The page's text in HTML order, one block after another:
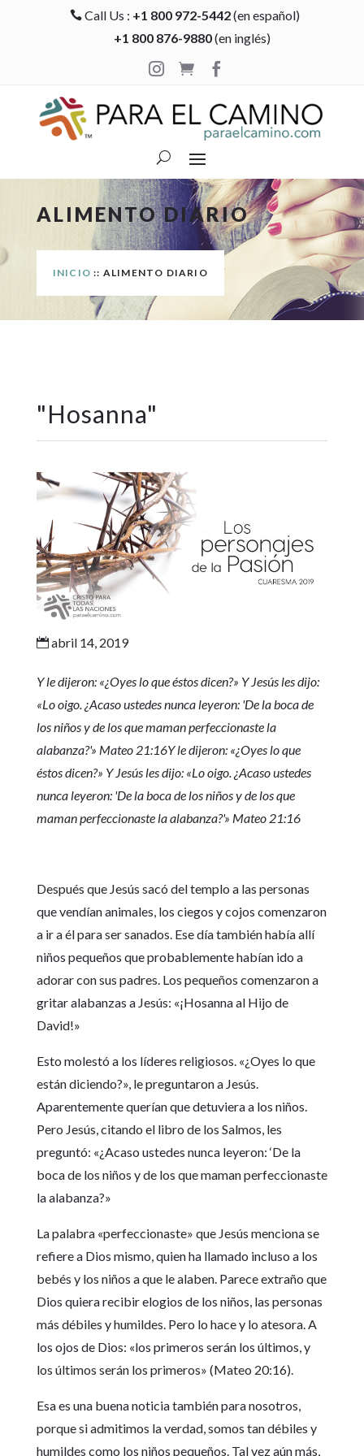
 Call Us : +1 800 972-5442(en español)
+1 800 876-9880(en inglés)

 
ALIMENTO DIARIO
INICIO :: ALIMENTO DIARIO
"Hosanna"
abril 14, 2019
Y le dijeron: «¿Oyes lo que éstos dicen?» Y Jesús les dijo:
«Lo oigo. ¿Acaso ustedes nunca leyeron: 'De la boca de
los niños y de los que maman perfeccionaste la
alabanza?'» Mateo 21:16Y le dijeron: «¿Oyes lo que
éstos dicen?» Y Jesús les dijo: «Lo oigo. ¿Acaso ustedes
nunca leyeron: 'De la boca de los niños y de los que
maman perfeccionaste la alabanza?'» Mateo 21:16
Después que Jesús sacó del templo a las personas
que vendían animales, los ciegos y cojos comenzaron
a ir a él para ser sanados. Ese día también había allí
niños pequeños que probablemente habían ido a
adorar con sus padres. Los pequeños comenzaron a
gritar alabanzas a Jesús: «¡Hosanna al Hijo de
David!»
Esto molestó a los líderes religiosos. «¿Oyes lo que
están diciendo?», le preguntaron a Jesús.
Aparentemente querían que detuviera a los niños.
Pero Jesús, citando el libro de los Salmos, les
preguntó: «¿Acaso ustedes nunca leyeron: ‘De la
boca de los niños y de los que maman perfeccionaste
la alabanza?»
La palabra «perfeccionaste» que Jesús menciona se
refiere a Dios mismo, quien ha llamado incluso a los
bebés y los niños a que le alaben. Parece extraño que
Dios quiera recibir elogios de los niños, las personas
más débiles y humildes. Pero lo hace y lo atesora. A
los ojos de Dios: «los primeros serán los últimos, y
los últimos serán los primeros» (Mateo 20:16).
Esa es una buena noticia también para nosotros,
porque si admitimos la verdad, somos tan débiles y
humildes como los niños pequeños. Tal vez aún más,